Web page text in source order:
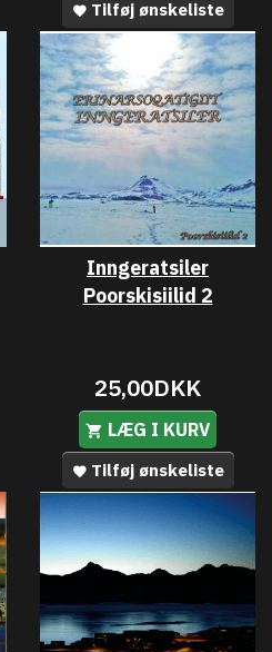
Tilføj ønskeliste
Inngeratsiler
Poorskisiilid 2
25,00DKK
LÆG I KURV
Tilføj ønskeliste